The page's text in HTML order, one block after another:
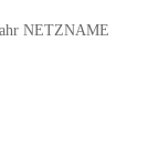
NETZNAME